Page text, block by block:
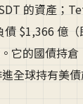
的資產；
$1,366 億
它的國債持
全球持有美債